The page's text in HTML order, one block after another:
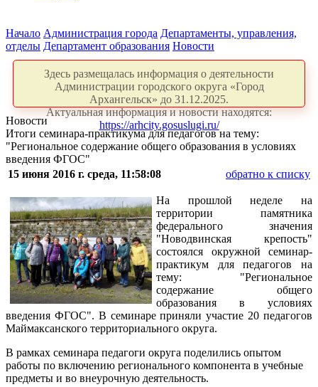
Начало Администрация города Департаменты, управления,
отделы Департамент образования Новости
Здесь размещалась информация о деятельности
Администрации городского округа «Город
Архангельск» до 31.12.2025.
Актуальная информация и новости находятся:
https://arhcity.gosuslugi.ru/
Новости
Итоги семинара-практикума для педагогов на тему:
"Региональное содержание общего образования в условиях
введения ФГОС"
15 июня 2016 г. среда, 11:58:08
обратно к списку
На прошлой неделе на
территории памятника
федерального значения
"Новодвинская крепость"
состоялся окружной семинар-
практикум для педагогов на
тему: "Региональное
содержание общего
образования в условиях
введения ФГОС". В семинаре приняли участие 20 педагогов
Маймаксанского территориального округа.
В рамках семинара педагоги округа поделились опытом
работы по включению регионального компонента в учебные
предметы и во внеурочную деятельность.